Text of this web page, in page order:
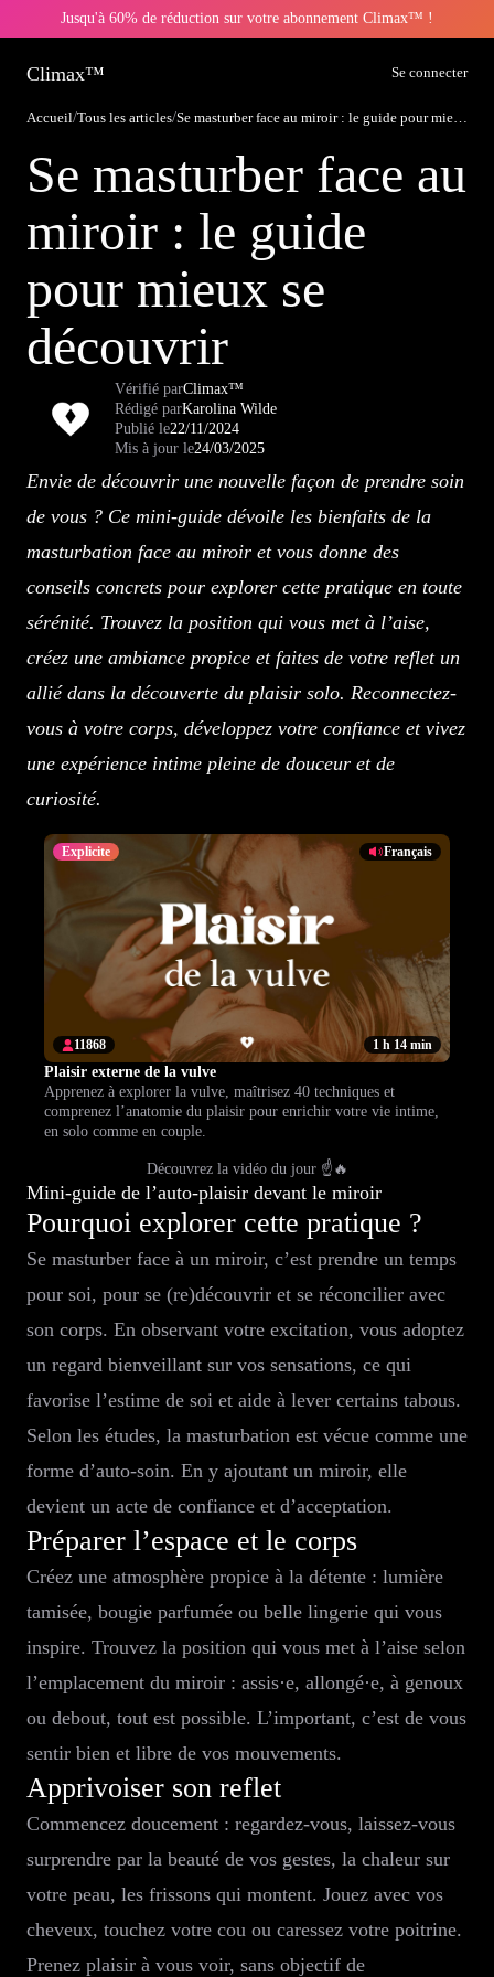
Jusqu'à 60% de réduction sur votre abonnement Climax™ !
Climax™ Se connecter
Accueil/Tous les articles/ Se masturber face au miroir : le guide pour mieux se découvrir
Se masturber face au
miroir : le guide
pour mieux se
découvrir
Vérifié parClimax™
Rédigé parKarolina Wilde
Publié le22/11/2024
Mis à jour le24/03/2025
Envie de découvrir une nouvelle façon de prendre soin
de vous ? Ce mini-guide dévoile les bienfaits de la
masturbation face au miroir et vous donne des
conseils concrets pour explorer cette pratique en toute
sérénité. Trouvez la position qui vous met à l’aise,
créez une ambiance propice et faites de votre reflet un
allié dans la découverte du plaisir solo. Reconnectez-
vous à votre corps, développez votre confiance et vivez
une expérience intime pleine de douceur et de
curiosité.
Explicite Français
1 h 14 min
11868
Plaisir externe de la vulve
Apprenez à explorer la vulve, maîtrisez 40 techniques et
comprenez l’anatomie du plaisir pour enrichir votre vie intime,
en solo comme en couple.
Découvrez la vidéo du jour ☝️🔥
Mini-guide de l’auto-plaisir devant le miroir
Pourquoi explorer cette pratique ?
Se masturber face à un miroir, c’est prendre un temps
pour soi, pour se (re)découvrir et se réconcilier avec
son corps. En observant votre excitation, vous adoptez
un regard bienveillant sur vos sensations, ce qui
favorise l’estime de soi et aide à lever certains tabous.
Selon les études, la masturbation est vécue comme une
forme d’auto-soin. En y ajoutant un miroir, elle
devient un acte de confiance et d’acceptation.
Préparer l’espace et le corps
Créez une atmosphère propice à la détente : lumière
tamisée, bougie parfumée ou belle lingerie qui vous
inspire. Trouvez la position qui vous met à l’aise selon
l’emplacement du miroir : assis·e, allongé·e, à genoux
ou debout, tout est possible. L’important, c’est de vous
sentir bien et libre de vos mouvements.
Apprivoiser son reflet
Commencez doucement : regardez-vous, laissez-vous
surprendre par la beauté de vos gestes, la chaleur sur
votre peau, les frissons qui montent. Jouez avec vos
cheveux, touchez votre cou ou caressez votre poitrine.
Prenez plaisir à vous voir, sans objectif de